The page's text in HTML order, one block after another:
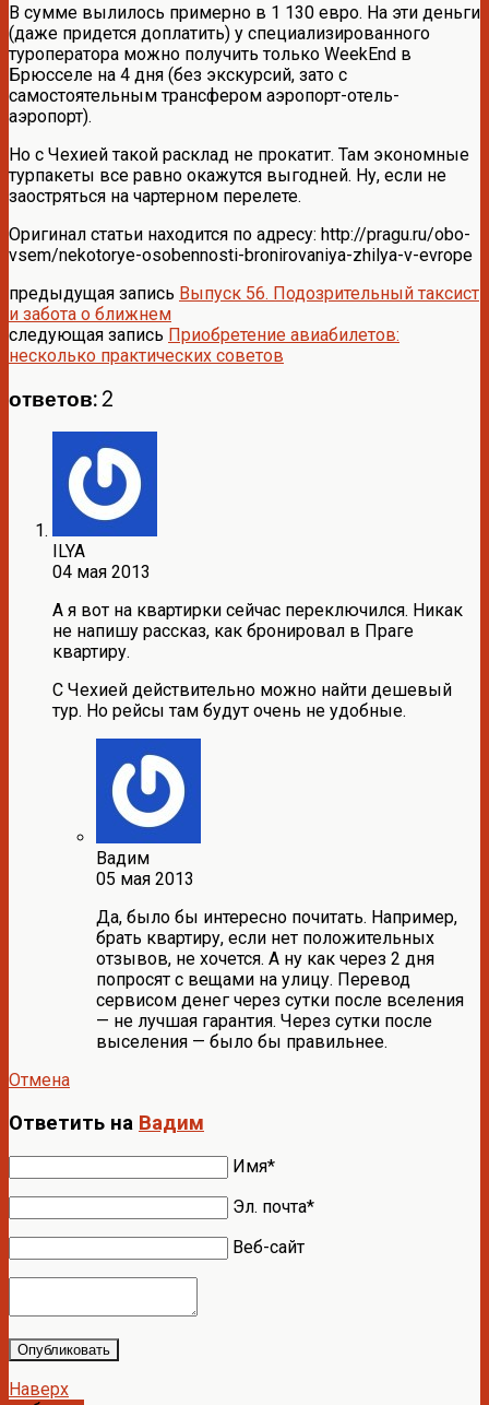
В сумме вылилось примерно в 1 130 евро. На эти деньги
(даже придется доплатить) у специализированного
туроператора можно получить только WeekEnd в
Брюсселе на 4 дня (без экскурсий, зато с
самостоятельным трансфером аэропорт-отель-
аэропорт).
Но с Чехией такой расклад не прокатит. Там экономные
турпакеты все равно окажутся выгодней. Ну, если не
заостряться на чартерном перелете.
Оригинал статьи находится по адресу: http://pragu.ru/obo-
vsem/nekotorye-osobennosti-bronirovaniya-zhilya-v-evrope
предыдущая запись Выпуск 56. Подозрительный таксист
и забота о ближнем
следующая запись Приобретение авиабилетов:
несколько практических советов
ответов: 2
ILYA
04 мая 2013
А я вот на квартирки сейчас переключился. Никак
не напишу рассказ, как бронировал в Праге
квартиру.
С Чехией действительно можно найти дешевый
тур. Но рейсы там будут очень не удобные.
Вадим
05 мая 2013
Да, было бы интересно почитать. Например,
брать квартиру, если нет положительных
отзывов, не хочется. А ну как через 2 дня
попросят с вещами на улицу. Перевод
сервисом денег через сутки после вселения
— не лучшая гарантия. Через сутки после
выселения — было бы правильнее.
Отмена
Ответить на Вадим
Имя*
Эл. почта*
Веб-сайт
Опубликовать
Наверх